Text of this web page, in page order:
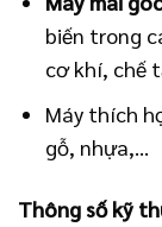
biến trong
cơ khí, chế
Máy thích
gỗ, nhựa,…
Thông số kỹ